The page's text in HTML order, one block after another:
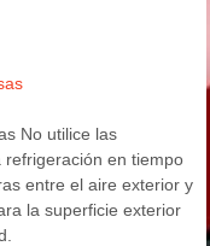
No utilice las
refrigeración en tiempo
entre el aire exterior y
la superficie exterior